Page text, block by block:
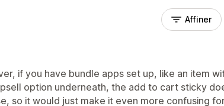
Affiner
if you have bundle apps set up, like an item
option underneath, the add to cart sticky
so it would just make it even more confusing